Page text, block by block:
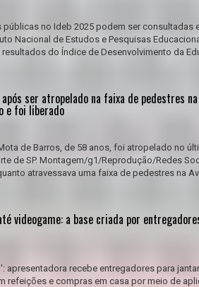
no Ideb 2025 podem ser consultadas
Nacional de Estudos e Pesquisas
do Índice de Desenvolvimento da
ser atropelado na faixa de pedestres
e foi liberado
de Barros, de 58 anos, foi atropelado no
de SP. Montagem/g1/Reprodução/Redes
atravessava uma faixa de pedestres na
videogame: a base criada por
apresentadora recebe entregadores para
refeições e compras em casa por meio de